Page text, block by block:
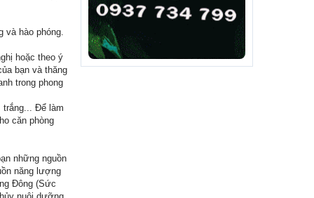
và hào phóng.
hoặc theo ý
bạn và thăng
trong phong
trắng... Để làm
căn phòng
những nguồn
năng lượng
Đông (Sức